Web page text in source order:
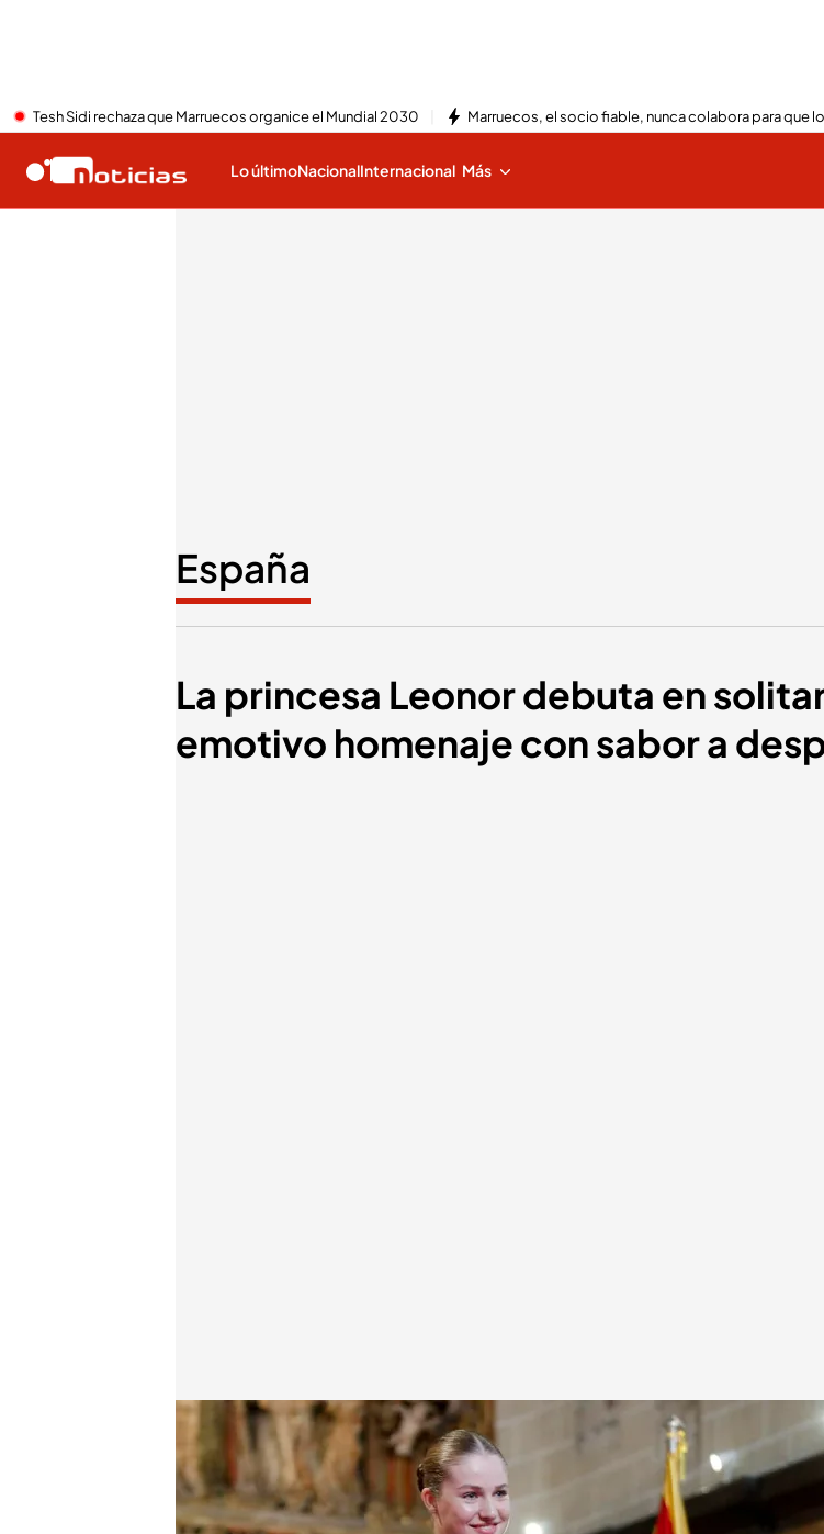
Tesh Sidi rechaza que Marruecos organice el Mundial 2030 Marruecos, el socio fiable, nunca colabora para que
Lo últimoNacionalInternacional Más
España
La princesa Leonor debuta en
emotivo homenaje con sabor a
Así ha sido el emotivo discurso de la princesa Leonor en Zaragoza
Redacción digital Noticias Cuatro
21 MAY 2024 - 15:28h.